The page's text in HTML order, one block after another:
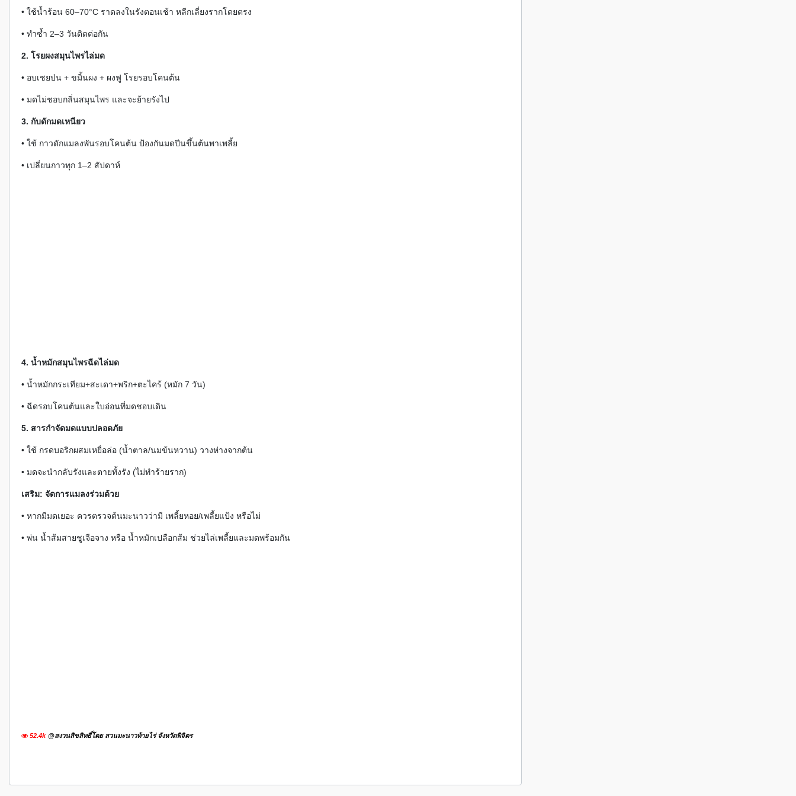
• ใช้น้ำร้อน 60–70°C ราดลงในรังตอนเช้า หลีกเลี่ยงรากโดยตรง
• ทำซ้ำ 2–3 วันติดต่อกัน
2. โรยผงสมุนไพรไล่มด
• อบเชยป่น + ขมิ้นผง + ผงฟู โรยรอบโคนต้น
• มดไม่ชอบกลิ่นสมุนไพร และจะย้ายรังไป
3. กับดักมดเหนียว
• ใช้ กาวดักแมลงพันรอบโคนต้น ป้องกันมดปีนขึ้นต้นพาเพลี้ย
• เปลี่ยนกาวทุก 1–2 สัปดาห์
4. น้ำหมักสมุนไพรฉีดไล่มด
• น้ำหมักกระเทียม+สะเดา+พริก+ตะไคร้ (หมัก 7 วัน)
• ฉีดรอบโคนต้นและใบอ่อนที่มดชอบเดิน
5. สารกำจัดมดแบบปลอดภัย
• ใช้ กรดบอริกผสมเหยื่อล่อ (น้ำตาล/นมข้นหวาน) วางห่างจากต้น
• มดจะนำกลับรังและตายทั้งรัง (ไม่ทำร้ายราก)
เสริม: จัดการแมลงร่วมด้วย
• หากมีมดเยอะ ควรตรวจต้นมะนาวว่ามี เพลี้ยหอย/เพลี้ยแป้ง หรือไม่
• พ่น น้ำส้มสายชูเจือจาง หรือ น้ำหมักเปลือกส้ม ช่วยไล่เพลี้ยและมดพร้อมกัน
52.4k @สงวนสิขสิทธิ์โดย สวนมะนาวท้ายไร่ จังหวัดพิจิตร